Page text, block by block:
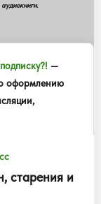
—
оформлению
старения и